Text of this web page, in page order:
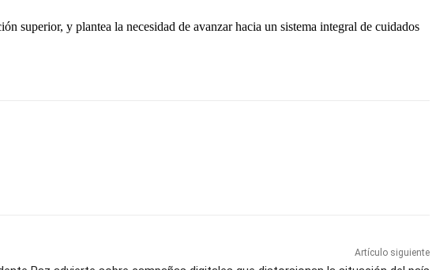
superior, y plantea la necesidad de avanzar hacia un sistema integral de cuidados
Artículo siguiente